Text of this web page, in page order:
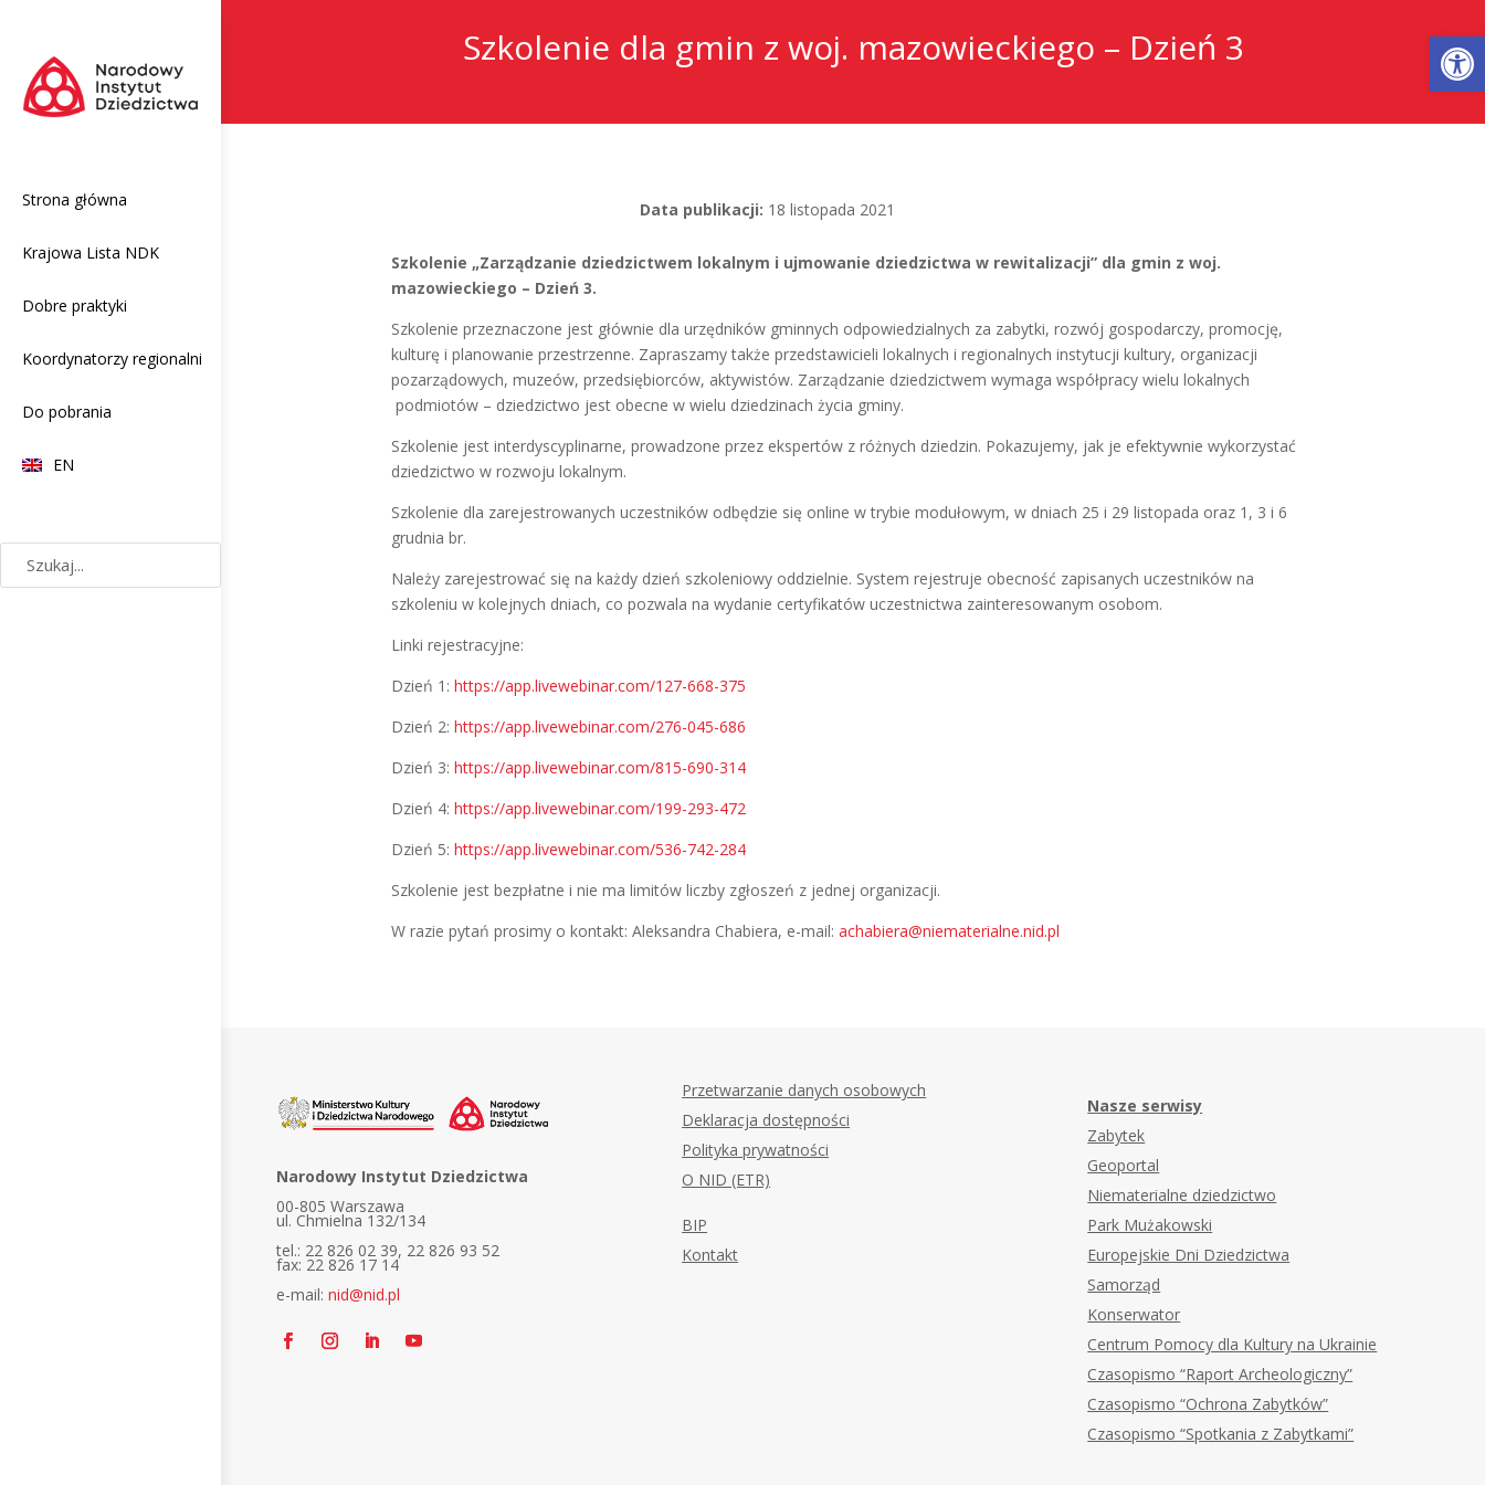
Strona główna
Krajowa Lista NDK
Dobre praktyki
Koordynatorzy regionalni
Do pobrania
EN
Szkolenie dla gmin z woj. mazowieckiego – Dzień 3
Data publikacji: 18 listopada 2021
Szkolenie „Zarządzanie dziedzictwem lokalnym i ujmowanie dziedzictwa w rewitalizacji” dla gmin z woj.
mazowieckiego – Dzień 3.
Szkolenie przeznaczone jest głównie dla urzędników gminnych odpowiedzialnych za zabytki, rozwój gospodarczy, promocję,
kulturę i planowanie przestrzenne. Zapraszamy także przedstawicieli lokalnych i regionalnych instytucji kultury, organizacji
pozarządowych, muzeów, przedsiębiorców, aktywistów. Zarządzanie dziedzictwem wymaga współpracy wielu lokalnych
podmiotów – dziedzictwo jest obecne w wielu dziedzinach życia gminy.
Szkolenie jest interdyscyplinarne, prowadzone przez ekspertów z różnych dziedzin. Pokazujemy, jak je efektywnie wykorzystać
dziedzictwo w rozwoju lokalnym.
Szkolenie dla zarejestrowanych uczestników odbędzie się online w trybie modułowym, w dniach 25 i 29 listopada oraz 1, 3 i 6
grudnia br.
Należy zarejestrować się na każdy dzień szkoleniowy oddzielnie. System rejestruje obecność zapisanych uczestników na
szkoleniu w kolejnych dniach, co pozwala na wydanie certyfikatów uczestnictwa zainteresowanym osobom.
Linki rejestracyjne:
Dzień 1:https://app.livewebinar.com/127-668-375
Dzień 2:https://app.livewebinar.com/276-045-686
Dzień 3:https://app.livewebinar.com/815-690-314
Dzień 4:https://app.livewebinar.com/199-293-472
Dzień 5:https://app.livewebinar.com/536-742-284
Szkolenie jest bezpłatne i nie ma limitów liczby zgłoszeń z jednej organizacji.
W razie pytań prosimy o kontakt: Aleksandra Chabiera, e-mail:achabiera@niematerialne.nid.pl
Narodowy Instytut Dziedzictwa
00-805 Warszawa
ul. Chmielna 132/134
tel.: 22 826 02 39, 22 826 93 52
fax: 22 826 17 14
e-mail: nid@nid.pl
Przetwarzanie danych osobowych
Deklaracja dostępności
Polityka prywatności
O NID (ETR)
BIP
Kontakt
Nasze serwisy
Zabytek
Geoportal
Niematerialne dziedzictwo
Park Mużakowski
Europejskie Dni Dziedzictwa
Samorząd
Konserwator
Centrum Pomocy dla Kultury na Ukrainie
Czasopismo “Raport Archeologiczny”
Czasopismo “Ochrona Zabytków”
Czasopismo “Spotkania z Zabytkami”